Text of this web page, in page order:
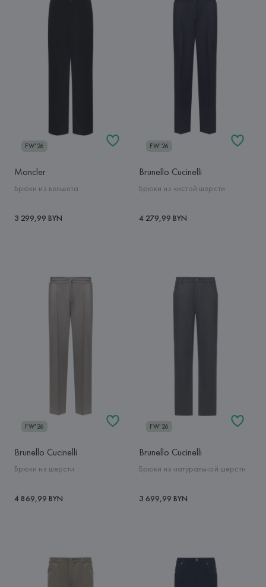
FW'26
Moncler
Брюки из вельвета
3 299,99 BYN
FW'26
Brunello Cucinelli
Брюки из чистой шерсти
4 279,99 BYN
FW'26
Brunello Cucinelli
Брюки из шерсти
4 869,99 BYN
FW'26
Brunello Cucinelli
Брюки из натуральной шерсти
3 699,99 BYN